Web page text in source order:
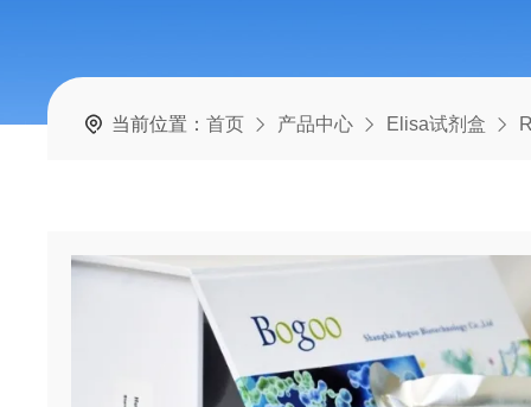
当前位置：首页 产品中心 Elisa试剂盒